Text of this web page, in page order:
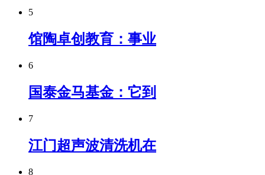
5
馆陶卓创教育：事业
6
国泰金马基金：它到
7
江门超声波清洗机在
8